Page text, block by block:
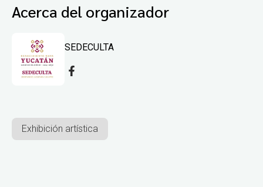
Acerca del organizador
SEDECULTA
Exhibición artística